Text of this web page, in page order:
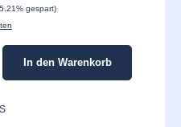
gespart)
Wert ein oder benutze die Schaltflächen
In den Warenkorb